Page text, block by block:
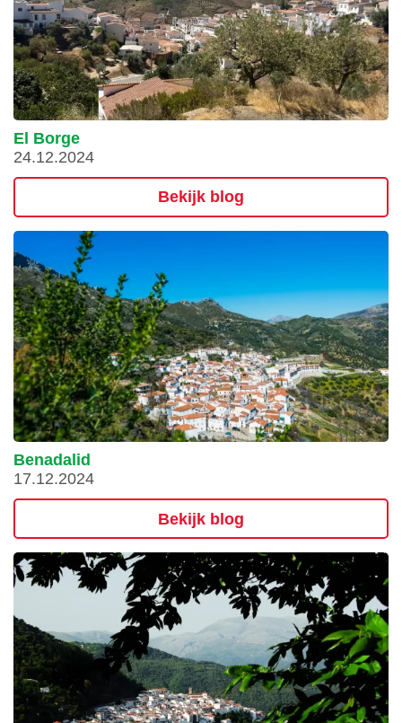
El Borge
24.12.2024
Bekijk blog
Benadalid
17.12.2024
Bekijk blog